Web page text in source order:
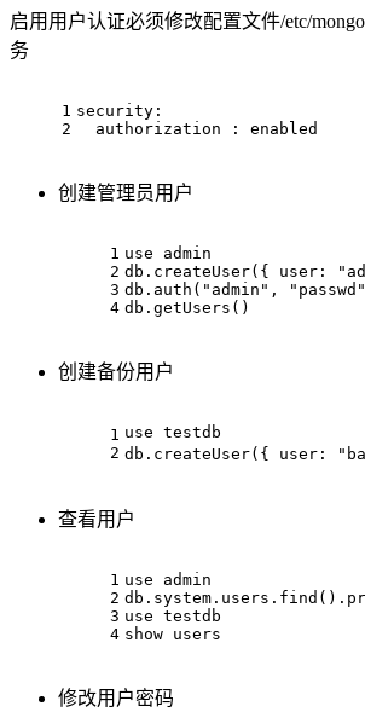
启用用户认证必须修改配置文件/etc/
务
1
2
security:
  authorization : enabled
创建管理员用户
1
2
3
4
use admin
db.createUser({ user:
db.auth("admin",
db.getUsers()
创建备份用户
1
2
use testdb
db.createUser({ user:
查看用户
1
2
3
4
use admin
use testdb
show users
修改用户密码